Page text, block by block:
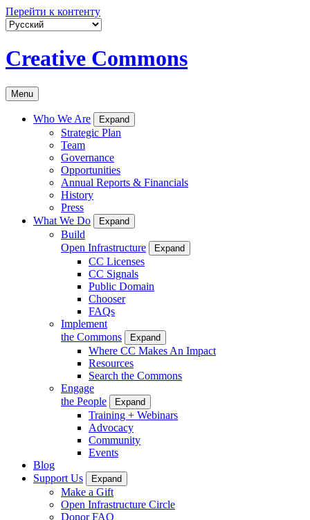
Перейти к контенту
Creative Commons
Menu
Who We Are Expand
Strategic Plan
Team
Governance
Opportunities
Annual Reports & Financials
History
Press
What We Do
Expand
Build
Open Infrastructure
Expand
CC Licenses
CC Signals
Public Domain
Chooser
FAQs
Implement
the Commons
Expand
Where CC Makes An Impact
Resources
Search the Commons
Engage
the People
Expand
Training + Webinars
Advocacy
Community
Events
Blog
Support Us
Expand
Make a Gift
Open Infrastructure Circle
Donor FAQ